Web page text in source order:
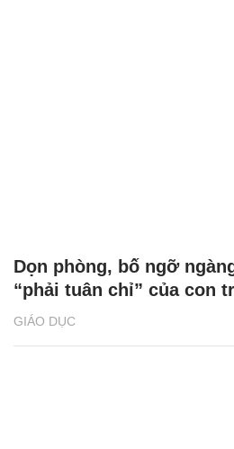
GIÁO DỤC
Dọn phòng, bố ngỡ
“phải tuân chỉ” của con